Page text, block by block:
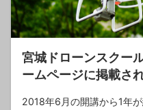
宮城ドローンスクー
ームページに掲載さ
2018年6月の開講から1年